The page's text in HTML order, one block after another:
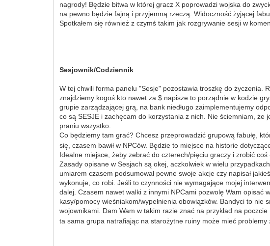
nagrody! Będzie bitwa w której gracz X poprowadzi wojska do
na pewno będzie fajną i przyjemną rzeczą. Widoczność żyjącej
Spotkałem się również z czymś takim jak rozgrywanie sesji w
Sesjownik/Codziennik
W tej chwili forma panelu "Sesje" pozostawia troszkę do życzenia.
znajdziemy kogoś kto nawet za $ napisze to porządnie w kodzie
grupie zarządzającej grą, na bank niedługo zaimplementujemy
co są SESJE i zachęcam do korzystania z nich. Nie ściemniam,
praniu wszystko.
Co będziemy tam grać? Chcesz przeprowadzić grupową fabułę,
się, czasem bawił w NPCów. Będzie to miejsce na historie
Idealne miejsce, żeby zebrać do czterech/pięciu graczy i zrobić coś
Zasady opisane w Sesjach są okej, aczkolwiek w wielu
umiarem czasem podsumował pewne swoje akcje czy napisał
wykonuje, co robi. Jeśli to czynności nie wymagające mojej
dalej. Czasem nawet walki z innymi NPCami pozwolę Wam opisać
kasy/pomocy wieśniakom/wypełnienia obowiązków. Bandyci to
wojownikami. Dam Wam w takim razie znać na przykład na
ta sama grupa natrafiając na starożytne ruiny może mieć